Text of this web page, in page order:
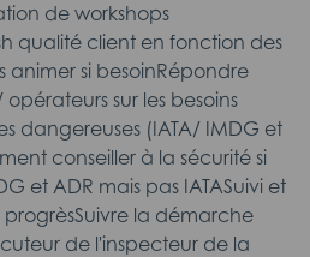
de workshops
qualité client en fonction des
animer si besoinRépondre
sur les besoins
dangereuses (IATA/ IMDG et
conseiller à la sécurité si
et ADR mais pas IATASuivi et
la démarche
de l'inspecteur de la